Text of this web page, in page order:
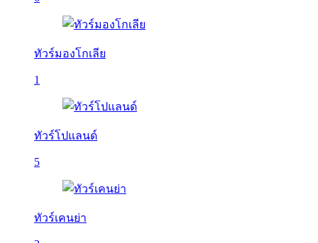
ทัวร์มองโกเลีย
1
ทัวร์โปแลนด์
5
ทัวร์เคนย่า